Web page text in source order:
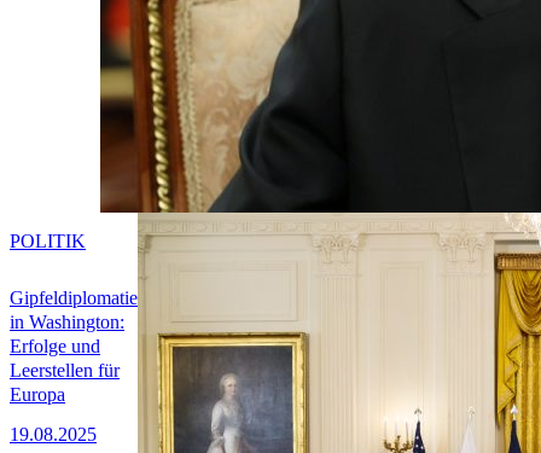
Gipfeldiplomatie
in Washington:
Erfolge und
Leerstellen für
Europa
19.08.2025
POLITIK